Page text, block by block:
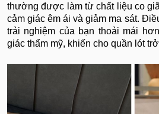
thường được làm từ chất liệu co
cảm giác êm ái và giảm ma sát.
trải nghiệm của bạn thoải mái
giác thẩm mỹ, khiến cho quần lót